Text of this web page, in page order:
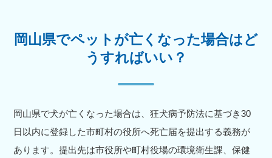
岡山県でペットが亡くなった場合はど
うすればいい？
岡山県で犬が亡くなった場合は、狂犬病予防法に基づき30
日以内に登録した市町村の役所へ死亡届を提出する義務が
あります。提出先は市役所や町村役場の環境衛生課、保健